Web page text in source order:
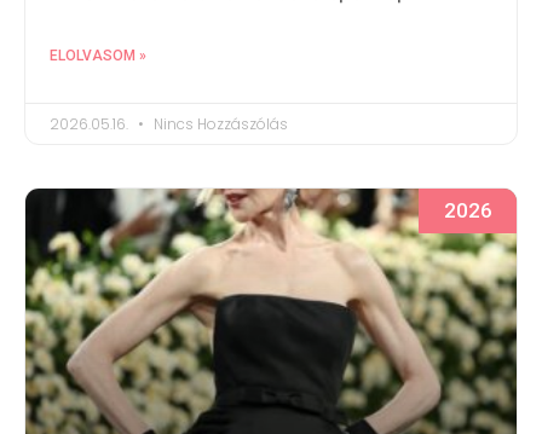
ELOLVASOM »
2026.05.16. Nincs Hozzászólás
2026